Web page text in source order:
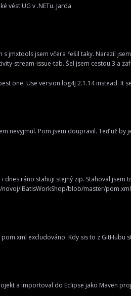
vést UG v .NETu. Jarda
s jmxtools jsem včera řešil taky. Narazil
stream-issue-tab. Šel jsem cestou 3 a
one. Use version log4j 2.1.14 instead. It
nevyjmul. Pom jsem doupravil. Teď už by
i dnes ráno stahuji stejný zip. Stahoval
iBatisWorkShop/blob/master/pom.xml
excludováno. Kdy sis to z GitHubu
a importoval do Eclipse jako Maven